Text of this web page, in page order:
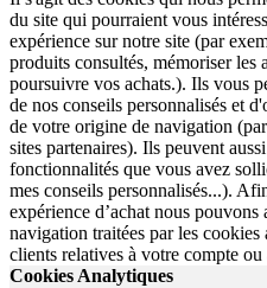
du site qui pourraient vous
expérience sur notre site (par
produits consultés, mémoriser les
poursuivre vos achats.). Ils vous
de nos conseils personnalisés et
de votre origine de navigation
sites partenaires). Ils peuvent
fonctionnalités que vous avez
mes conseils personnalisés...).
expérience d’achat nous pouvons
navigation traitées par les cookies
clients relatives à votre compte ou
Cookies Analytiques